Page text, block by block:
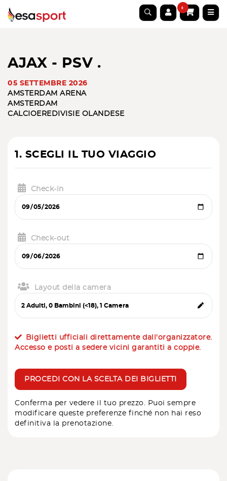
0
AJAX - PSV .
05 SETTEMBRE 2026
AMSTERDAM ARENA
AMSTERDAM
CALCIO EREDIVISIE OLANDESE
1. SCEGLI IL TUO VIAGGIO
Check-in
Check-out
Layout della camera
Biglietti ufficiali direttamente dall'organizzatore.
Accesso e posti a sedere vicini garantiti a coppie.
PROCEDI CON LA SCELTA DEI BIGLIETTI
Conferma per vedere il tuo prezzo. Puoi sempre
modificare queste preferenze finché non hai reso
definitiva la prenotazione.